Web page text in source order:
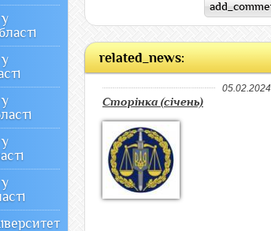
related_news:
05.02.2024
Сторінка (січень)